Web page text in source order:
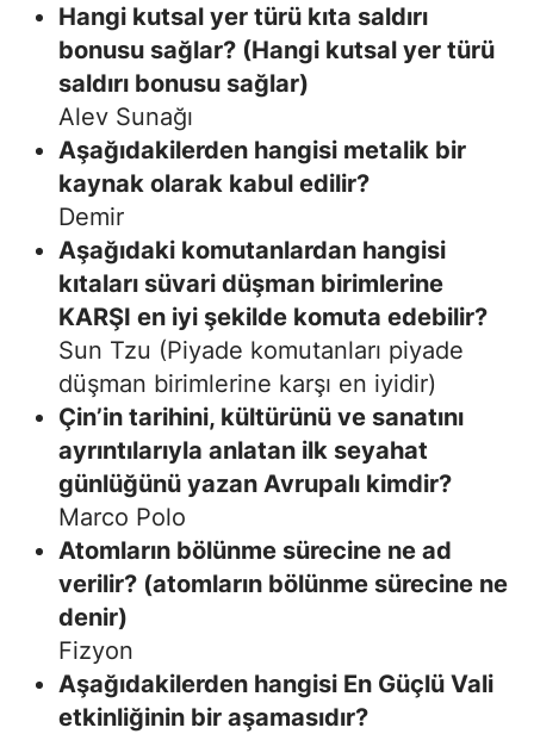
Hangi kutsal yer türü kıta saldırı
bonusu sağlar? (Hangi kutsal yer türü
saldırı bonusu sağlar)
Alev Sunağı
Aşağıdakilerden hangisi metalik bir
kaynak olarak kabul edilir?
Demir
Aşağıdaki komutanlardan hangisi
kıtaları süvari düşman birimlerine
KARŞI en iyi şekilde komuta edebilir?
Sun Tzu (Piyade komutanları piyade
düşman birimlerine karşı en iyidir)
Çin’in tarihini, kültürünü ve sanatını
ayrıntılarıyla anlatan ilk seyahat
günlüğünü yazan Avrupalı kimdir?
Marco Polo
Atomların bölünme sürecine ne ad
verilir? (atomların bölünme sürecine ne
denir)
Fizyon
Aşağıdakilerden hangisi En Güçlü Vali
etkinliğinin bir aşamasıdır?